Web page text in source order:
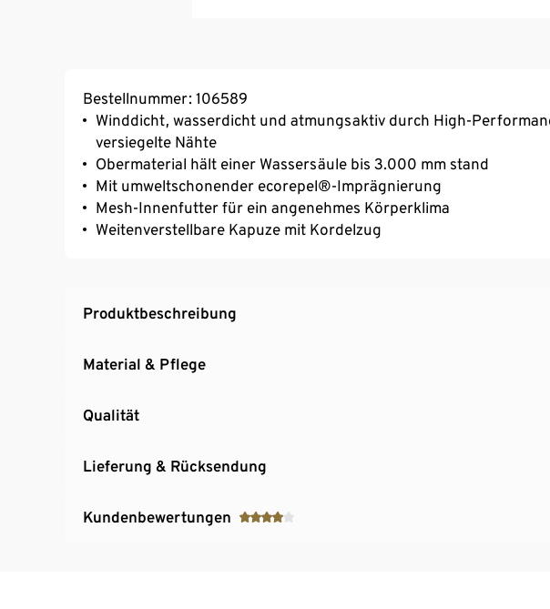
Bestellnummer: 106589
Winddicht, wasserdicht und atmungsaktiv durch High-
versiegelte Nähte
Obermaterial hält einer Wassersäule bis 3.000 mm stand
Mit umweltschonender ecorepel®-Imprägnierung
Mesh-Innenfutter für ein angenehmes Körperklima
Weitenverstellbare Kapuze mit Kordelzug
Produktbeschreibung
Material & Pflege
Qualität
Lieferung & Rücksendung
Kundenbewertungen